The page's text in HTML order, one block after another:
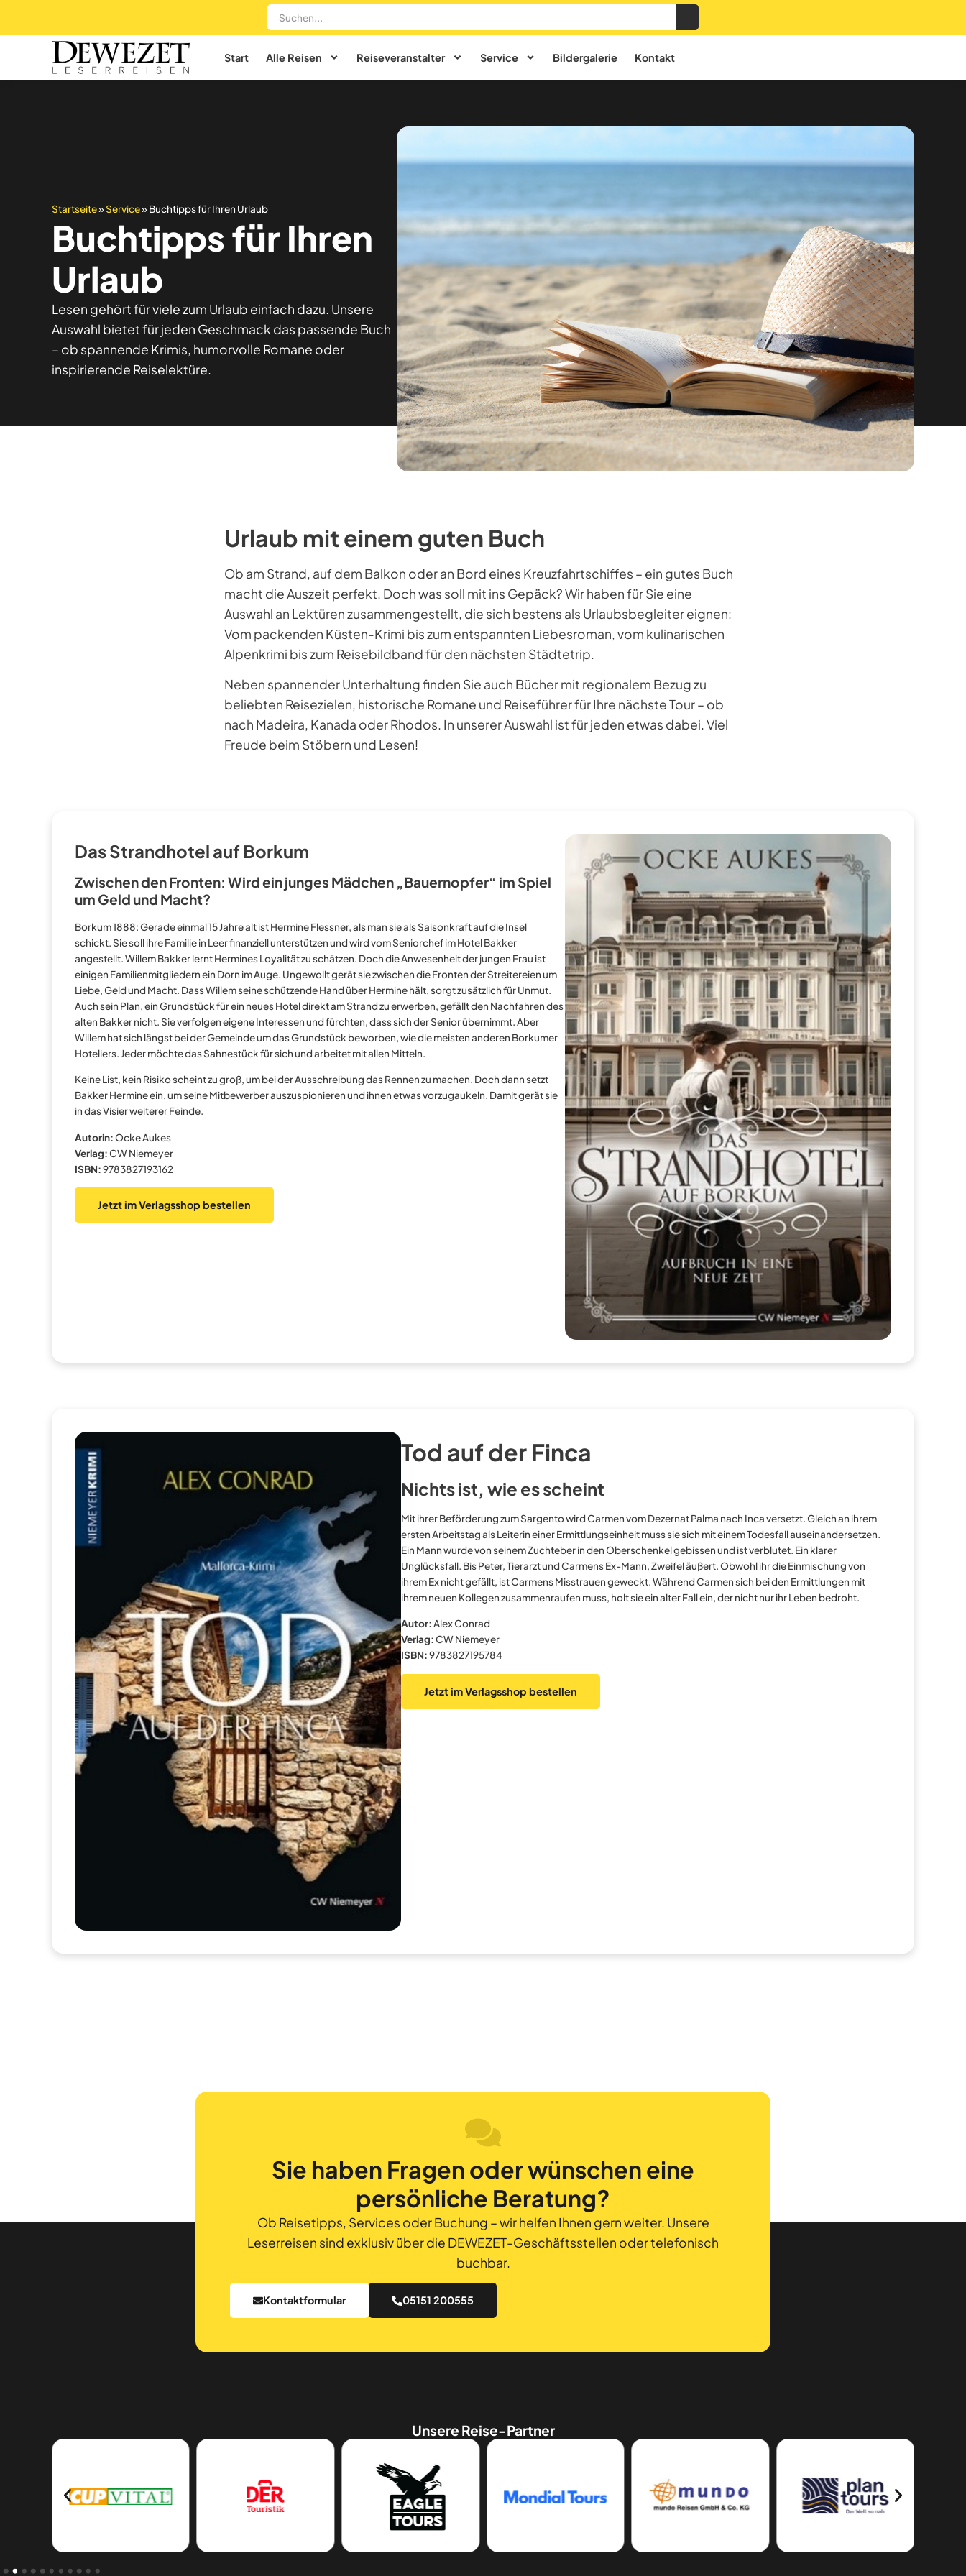
Start Alle Reisen Reiseveranstalter Service Bildergalerie Kontakt
Startseite»Service»Buchtipps für Ihren Urlaub
Buchtipps für Ihren
Urlaub
Lesen gehört für viele zum Urlaub einfach dazu. Unsere
Auswahl bietet für jeden Geschmack das passende Buch
– ob spannende Krimis, humorvolle Romane oder
inspirierende Reiselektüre.
Urlaub mit einem guten Buch
Ob am Strand, auf dem Balkon oder an Bord eines Kreuzfahrtschiffes – ein gutes Buch
macht die Auszeit perfekt. Doch was soll mit ins Gepäck? Wir haben für Sie eine
Auswahl an Lektüren zusammengestellt, die sich bestens als Urlaubsbegleiter eignen:
Vom packenden Küsten-Krimi bis zum entspannten Liebesroman, vom kulinarischen
Alpenkrimi bis zum Reisebildband für den nächsten Städtetrip.
Neben spannender Unterhaltung finden Sie auch Bücher mit regionalem Bezug zu
beliebten Reisezielen, historische Romane und Reiseführer für Ihre nächste Tour – ob
nach Madeira, Kanada oder Rhodos. In unserer Auswahl ist für jeden etwas dabei. Viel
Freude beim Stöbern und Lesen!
Das Strandhotel auf Borkum
Zwischen den Fronten: Wird ein junges Mädchen „Bauernopfer“ im Spiel
um Geld und Macht?
Borkum 1888: Gerade einmal 15 Jahre alt ist Hermine Flessner, als man sie als Saisonkraft auf die Insel
schickt. Sie soll ihre Familie in Leer finanziell unterstützen und wird vom Seniorchef im Hotel Bakker
angestellt. Willem Bakker lernt Hermines Loyalität zu schätzen. Doch die Anwesenheit der jungen Frau ist
einigen Familienmitgliedern ein Dorn im Auge. Ungewollt gerät sie zwischen die Fronten der Streitereien um
Liebe, Geld und Macht. Dass Willem seine schützende Hand über Hermine hält, sorgt zusätzlich für Unmut.
Auch sein Plan, ein Grundstück für ein neues Hotel direkt am Strand zu erwerben, gefällt den Nachfahren des
alten Bakker nicht. Sie verfolgen eigene Interessen und fürchten, dass sich der Senior übernimmt. Aber
Willem hat sich längst bei der Gemeinde um das Grundstück beworben, wie die meisten anderen Borkumer
Hoteliers. Jeder möchte das Sahnestück für sich und arbeitet mit allen Mitteln.
Keine List, kein Risiko scheint zu groß, um bei der Ausschreibung das Rennen zu machen. Doch dann setzt
Bakker Hermine ein, um seine Mitbewerber auszuspionieren und ihnen etwas vorzugaukeln. Damit gerät sie
in das Visier weiterer Feinde.
Autorin:Ocke Aukes
Verlag:CW Niemeyer
ISBN:9783827193162
Jetzt im Verlagsshop bestellen
Tod auf der Finca
Nichts ist, wie es scheint
Mit ihrer Beförderung zum Sargento wird Carmen vom Dezernat Palma nach Inca versetzt. Gleich an ihrem
ersten Arbeitstag als Leiterin einer Ermittlungseinheit muss sie sich mit einem Todesfall auseinandersetzen.
Ein Mann wurde von seinem Zuchteber in den Oberschenkel gebissen und ist verblutet. Ein klarer
Unglücksfall. Bis Peter, Tierarzt und Carmens Ex-Mann, Zweifel äußert. Obwohl ihr die Einmischung von
ihrem Ex nicht gefällt, ist Carmens Misstrauen geweckt. Während Carmen sich bei den Ermittlungen mit
ihrem neuen Kollegen zusammenraufen muss, holt sie ein alter Fall ein, der nicht nur ihr Leben bedroht.
Autor:Alex Conrad
Verlag:CW Niemeyer
ISBN:9783827195784
Jetzt im Verlagsshop bestellen
Sie haben Fragen oder wünschen eine
persönliche Beratung?
Ob Reisetipps, Services oder Buchung – wir helfen Ihnen gern weiter. Unsere
Leserreisen sind exklusiv über die DEWEZET-Geschäftsstellen oder telefonisch
buchbar.
Kontaktformular 05151 200555
Unsere Reise-Partner